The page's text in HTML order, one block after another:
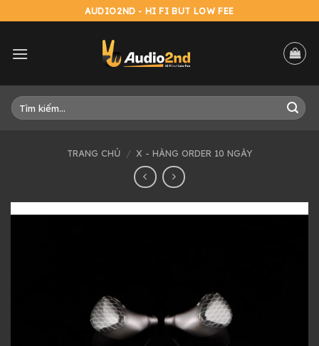
to
AUDIO2ND - HI FI BUT LOW FEE
Tìm
kiếm:
TRANG CHỦ / X - HÀNG ORDER 10 NGÀY